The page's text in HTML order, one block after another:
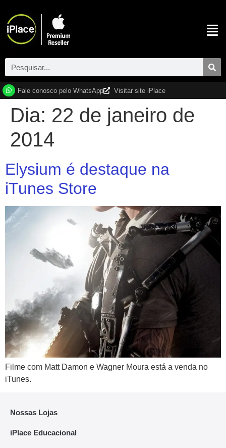
Fale conosco pelo WhatsApp Visitar site iPlace
Dia: 22 de janeiro de
2014
Elysium é destaque na
iTunes Store
Filme com Matt Damon e Wagner Moura está a venda no
iTunes.
Nossas Lojas
iPlace Educacional